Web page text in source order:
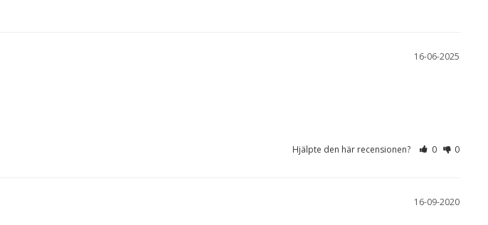
16-06-2025
Hjälpte den här recensionen? 0 0
16-09-2020